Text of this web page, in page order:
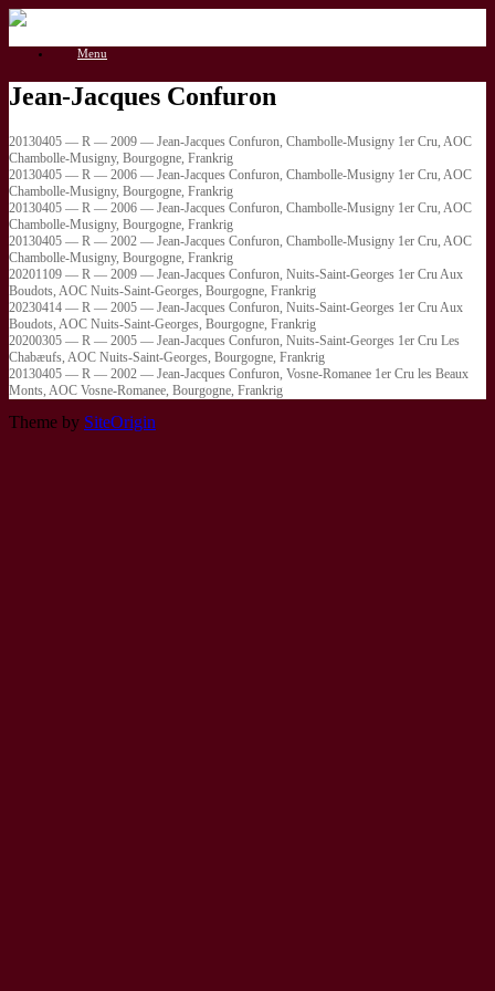
Gå
indhold
Menu
Jean-Jacques Confuron
20130405 — R — 2009 — Jean-Jacques Confuron, Chambolle-Musigny 1er Cru, AOC
Chambolle-Musigny, Bourgogne, Frankrig
20130405 — R — 2006 — Jean-Jacques Confuron, Chambolle-Musigny 1er Cru, AOC
Chambolle-Musigny, Bourgogne, Frankrig
20130405 — R — 2006 — Jean-Jacques Confuron, Chambolle-Musigny 1er Cru, AOC
Chambolle-Musigny, Bourgogne, Frankrig
20130405 — R — 2002 — Jean-Jacques Confuron, Chambolle-Musigny 1er Cru, AOC
Chambolle-Musigny, Bourgogne, Frankrig
20201109 — R — 2009 — Jean-Jacques Confuron, Nuits-Saint-Georges 1er Cru Aux
Boudots, AOC Nuits-Saint-Georges, Bourgogne, Frankrig
20230414 — R — 2005 — Jean-Jacques Confuron, Nuits-Saint-Georges 1er Cru Aux
Boudots, AOC Nuits-Saint-Georges, Bourgogne, Frankrig
20200305 — R — 2005 — Jean-Jacques Confuron, Nuits-Saint-Georges 1er Cru Les
Chabæufs, AOC Nuits-Saint-Georges, Bourgogne, Frankrig
20130405 — R — 2002 — Jean-Jacques Confuron, Vosne-Romanee 1er Cru les Beaux
Monts, AOC Vosne-Romanee, Bourgogne, Frankrig
Theme by SiteOrigin